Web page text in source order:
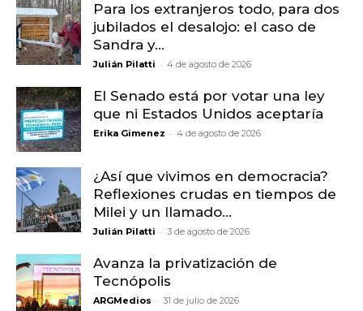
Para los extranjeros todo, para dos
jubilados el desalojo: el caso de
Sandra y...
Julián Pilatti - 4 de agosto de 2026
El Senado está por votar una ley
que ni Estados Unidos aceptaría
Erika Gimenez - 4 de agosto de 2026
¿Así que vivimos en democracia?
Reflexiones crudas en tiempos de
Milei y un llamado...
Julián Pilatti - 3 de agosto de 2026
Avanza la privatización de
Tecnópolis
ARGMedios - 31 de julio de 2026